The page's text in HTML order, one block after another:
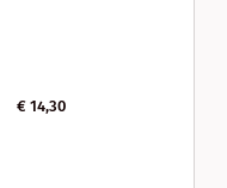
€ 14,30